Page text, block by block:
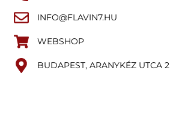
INFO@FLAVIN7.HU
WEBSHOP
BUDAPEST, ARANYKÉZ UTCA 2